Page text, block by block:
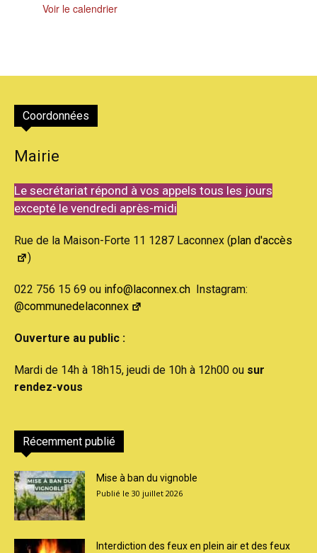
Voir le calendrier
Coordonnées
Mairie
Le secrétariat répond à vos appels tous les jours
excepté le vendredi après-midi
Rue de la Maison-Forte 11 1287 Laconnex (plan d'accès
)
022 756 15 69 ou info@laconnex.ch Instagram:
@communedelaconnex
Ouverture au public :
Mardi de 14h à 18h15, jeudi de 10h à 12h00 ou sur
rendez-vous
Récemment publié
Mise à ban du vignoble
30 juillet 2026
Interdiction des feux en plein air et des feux